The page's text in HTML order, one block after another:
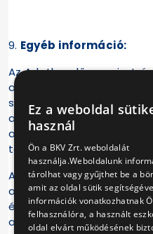
9. Egyéb információ:
Az Adatkezelő a
adatmezők kitöltésén
semmilyen módon nem
adatkezelés során a
az Adatkezelő
teljesítéséhez használja fel.
Az Adatkezelő a
adatokat kizárólag az ott
és nem egyesíti más
adatbázisaival.
Ez a weboldal
használ
Ön a BKV Zrt. weboldalát
használja.Weboldalunk
tárolhat vagy gyűjthet be a
amit az oldal sütik
információk vonatkozhatnak
felhasználóra, a használt
oldal elvárt működésének